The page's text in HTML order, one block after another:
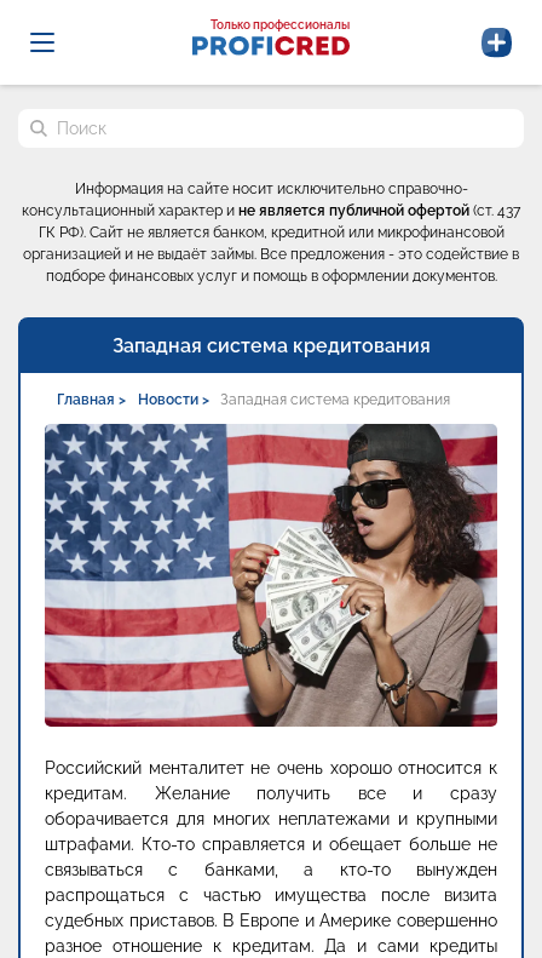
Probrokery - Только профессионалы
Только профессионалы
Поиск по сайту
Информация на сайте носит исключительно справочно-
консультационный характер и не является публичной офертой (ст. 437
ГК РФ). Сайт не является банком, кредитной или микрофинансовой
организацией и не выдаёт займы. Все предложения - это содействие в
подборе финансовых услуг и помощь в оформлении документов.
Западная система кредитования
Главная > Новости > Западная система кредитования
Российский менталитет не очень хорошо относится к
кредитам. Желание получить все и сразу
оборачивается для многих неплатежами и крупными
штрафами. Кто-то справляется и обещает больше не
связываться с банками, а кто-то вынужден
распрощаться с частью имущества после визита
судебных приставов. В Европе и Америке совершенно
разное отношение к кредитам. Да и сами кредиты